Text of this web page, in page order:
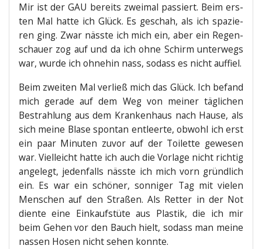
Mir ist der GAU bereits zwei­mal pas­siert. Beim ers­
ten Mal hat­te ich Glück. Es geschah, als ich spa­zie­
ren ging. Zwar näss­te ich mich ein, aber ein Regen­
schau­er zog auf und da ich ohne Schirm unter­wegs
war, wur­de ich ohne­hin nass, sodass es nicht auffiel.
Beim zwei­ten Mal ver­ließ mich das Glück. Ich befand
mich gera­de auf dem Weg von mei­ner täg­li­chen
Bestrah­lung aus dem Kran­ken­haus nach Hau­se, als
sich mei­ne Bla­se spon­tan ent­leer­te, obwohl ich erst
ein paar Minu­ten zuvor auf der Toi­let­te gewe­sen
war. Viel­leicht hat­te ich auch die Vor­la­ge nicht rich­tig
ange­legt, jeden­falls näss­te ich mich vorn gründ­lich
ein. Es war ein schö­ner, son­ni­ger Tag mit vie­len
Men­schen auf den Stra­ßen. Als Ret­ter in der Not
dien­te eine Ein­kaufs­tü­te aus Plas­tik, die ich mir
beim Gehen vor den Bauch hielt, sodass man mei­ne
nas­sen Hosen nicht sehen konnte.